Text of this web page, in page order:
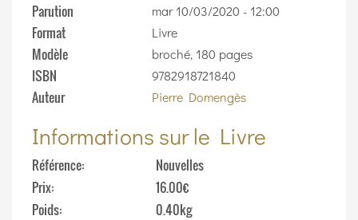
Parution mar 10/03/2020 - 12:00
Format Livre
Modèle broché, 180 pages
ISBN 9782918721840
Auteur Pierre Domengès
Informations sur le Livre
Référence
Nouvelles
Prix
16.00€
Poids
0.40kg